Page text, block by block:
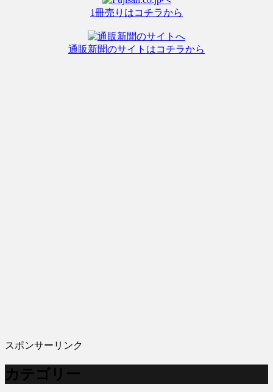
1冊売りはコチラから
通販新聞のサイトはコチラから
スポンサーリンク
カテゴリー